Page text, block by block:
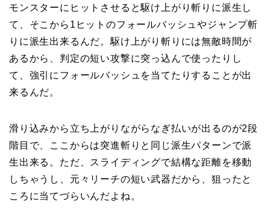
モンスターにヒットさせると駆け上がり斬りに派生し
て、そこから1ヒットのフォールバッシュやジャンプ斬
りに派生出来るんだ。駆け上がり斬りには無敵時間が
あるから、判定の短い攻撃に突っ込んで使ったりし
て、強引にフォールバッシュを当てたりすることが出
来るんだ。
滑り込みから立ち上がりながらなぎ払いが出るのが2段
階目で、ここからは突進斬りと同じ派生パターンで派
生出来る。ただ、スライディングで結構な距離を移動
しちゃうし、元々リーチの短い武器だから、狙ったと
ころに当てづらいんだよね。